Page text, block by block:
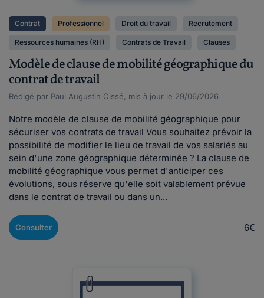
Contrat Professionnel Droit du travail Recrutement
Ressources humaines (RH) Contrats de Travail Clauses
Modèle de clause de mobilité géographique du
contrat de travail
Rédigé par Paul Augustin Cissé, mis à jour le 29/06/2026
Notre modèle de clause de mobilité géographique pour
sécuriser vos contrats de travail Vous souhaitez prévoir la
possibilité de modifier le lieu de travail de vos salariés au
sein d'une zone géographique déterminée ? La clause de
mobilité géographique vous permet d'anticiper ces
évolutions, sous réserve qu'elle soit valablement prévue
dans le contrat de travail ou dans un...
Consulter 6€